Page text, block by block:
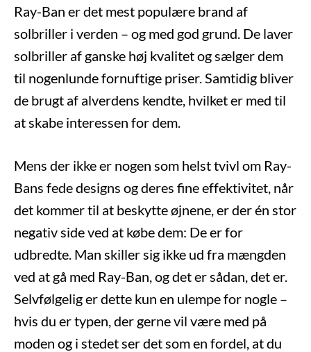
Ray-Ban er det mest populære brand af
solbriller i verden – og med god grund. De laver
solbriller af ganske høj kvalitet og sælger dem
til nogenlunde fornuftige priser. Samtidig bliver
de brugt af alverdens kendte, hvilket er med til
at skabe interessen for dem.
Mens der ikke er nogen som helst tvivl om Ray-
Bans fede designs og deres fine effektivitet, når
det kommer til at beskytte øjnene, er der én stor
negativ side ved at købe dem: De er for
udbredte. Man skiller sig ikke ud fra mængden
ved at gå med Ray-Ban, og det er sådan, det er.
Selvfølgelig er dette kun en ulempe for nogle –
hvis du er typen, der gerne vil være med på
moden og i stedet ser det som en fordel, at du